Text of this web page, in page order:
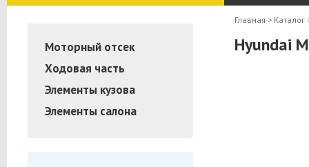
Моторный отсек
Ходовая часть
Элементы кузова
Элементы салона
Главная > Каталог
Hyundai